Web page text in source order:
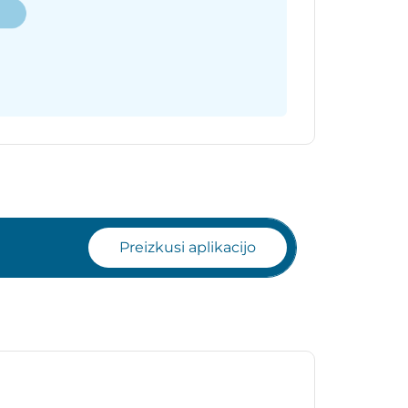
Preizkusi aplikacijo